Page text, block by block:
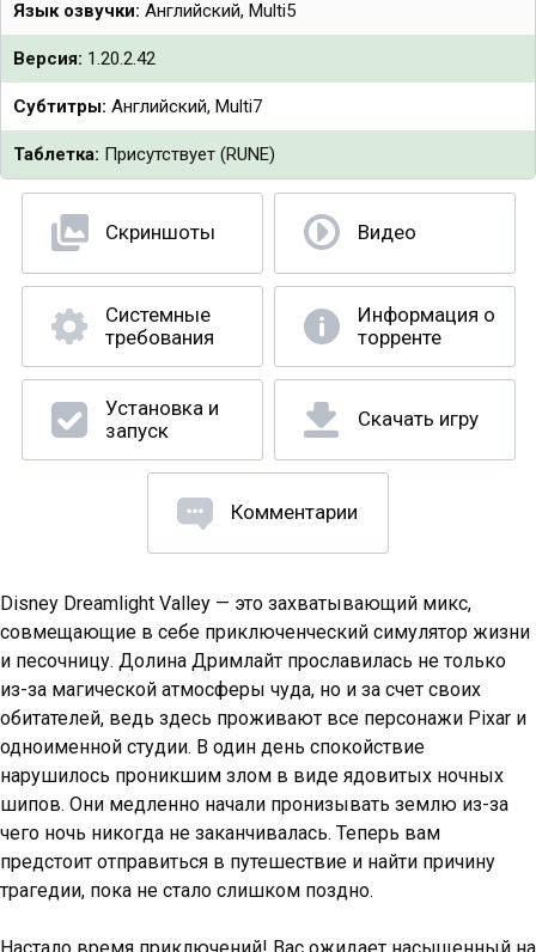
Язык озвучки: Английский, Multi5
Версия: 1.20.2.42
Субтитры: Английский, Multi7
Таблетка: Присутствует (RUNE)
Скриншоты Видео
Системные
требования
Информация о
торренте
Установка и
запуск
Скачать игру
Комментарии
Disney Dreamlight Valley — это захватывающий микс,
совмещающие в себе приключенческий симулятор жизни
и песочницу. Долина Дримлайт прославилась не только
из-за магической атмосферы чуда, но и за счет своих
обитателей, ведь здесь проживают все персонажи Pixar и
одноименной студии. В один день спокойствие
нарушилось проникшим злом в виде ядовитых ночных
шипов. Они медленно начали пронизывать землю из-за
чего ночь никогда не заканчивалась. Теперь вам
предстоит отправиться в путешествие и найти причину
трагедии, пока не стало слишком поздно.